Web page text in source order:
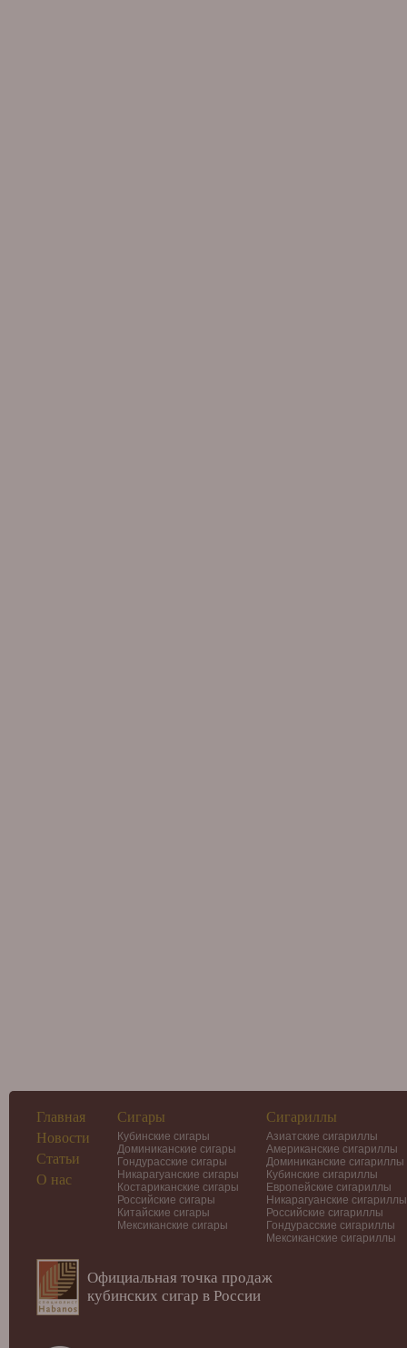
Главная
Новости
Статьи
О нас
Сигары
Кубинские сигары
Доминиканские сигары
Гондурасские сигары
Никарагуанские сигары
Костариканские сигары
Российские сигары
Китайские сигары
Мексиканские сигары
Сигариллы
Азиатские сигариллы
Американские сигариллы
Доминиканские сигариллы
Кубинские сигариллы
Европейские сигариллы
Никарагуанские сигариллы
Российские сигариллы
Гондурасские сигариллы
Мексиканские сигариллы
Официальная точка продаж
кубинских сигар в России